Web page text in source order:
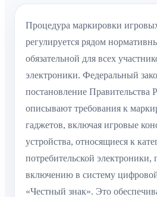
Процедура маркировки
регулируется рядом
обязательной для всех
электроники. Федеральный
постановление
описывают требования к
гаджетов, включая игровые
устройства, относящиеся к
потребительской электроники,
включению в систему
«Честный знак». Это